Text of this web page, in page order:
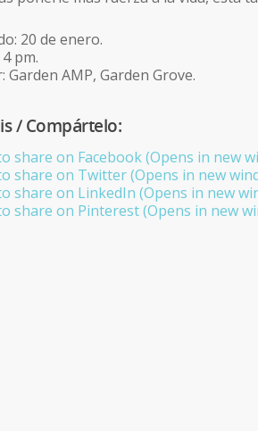
20 de enero.
pm.
Garden AMP, Garden Grove.
/ Compártelo:
share on Facebook (Opens in new
share on Twitter (Opens in new
share on LinkedIn (Opens in new
share on Pinterest (Opens in new